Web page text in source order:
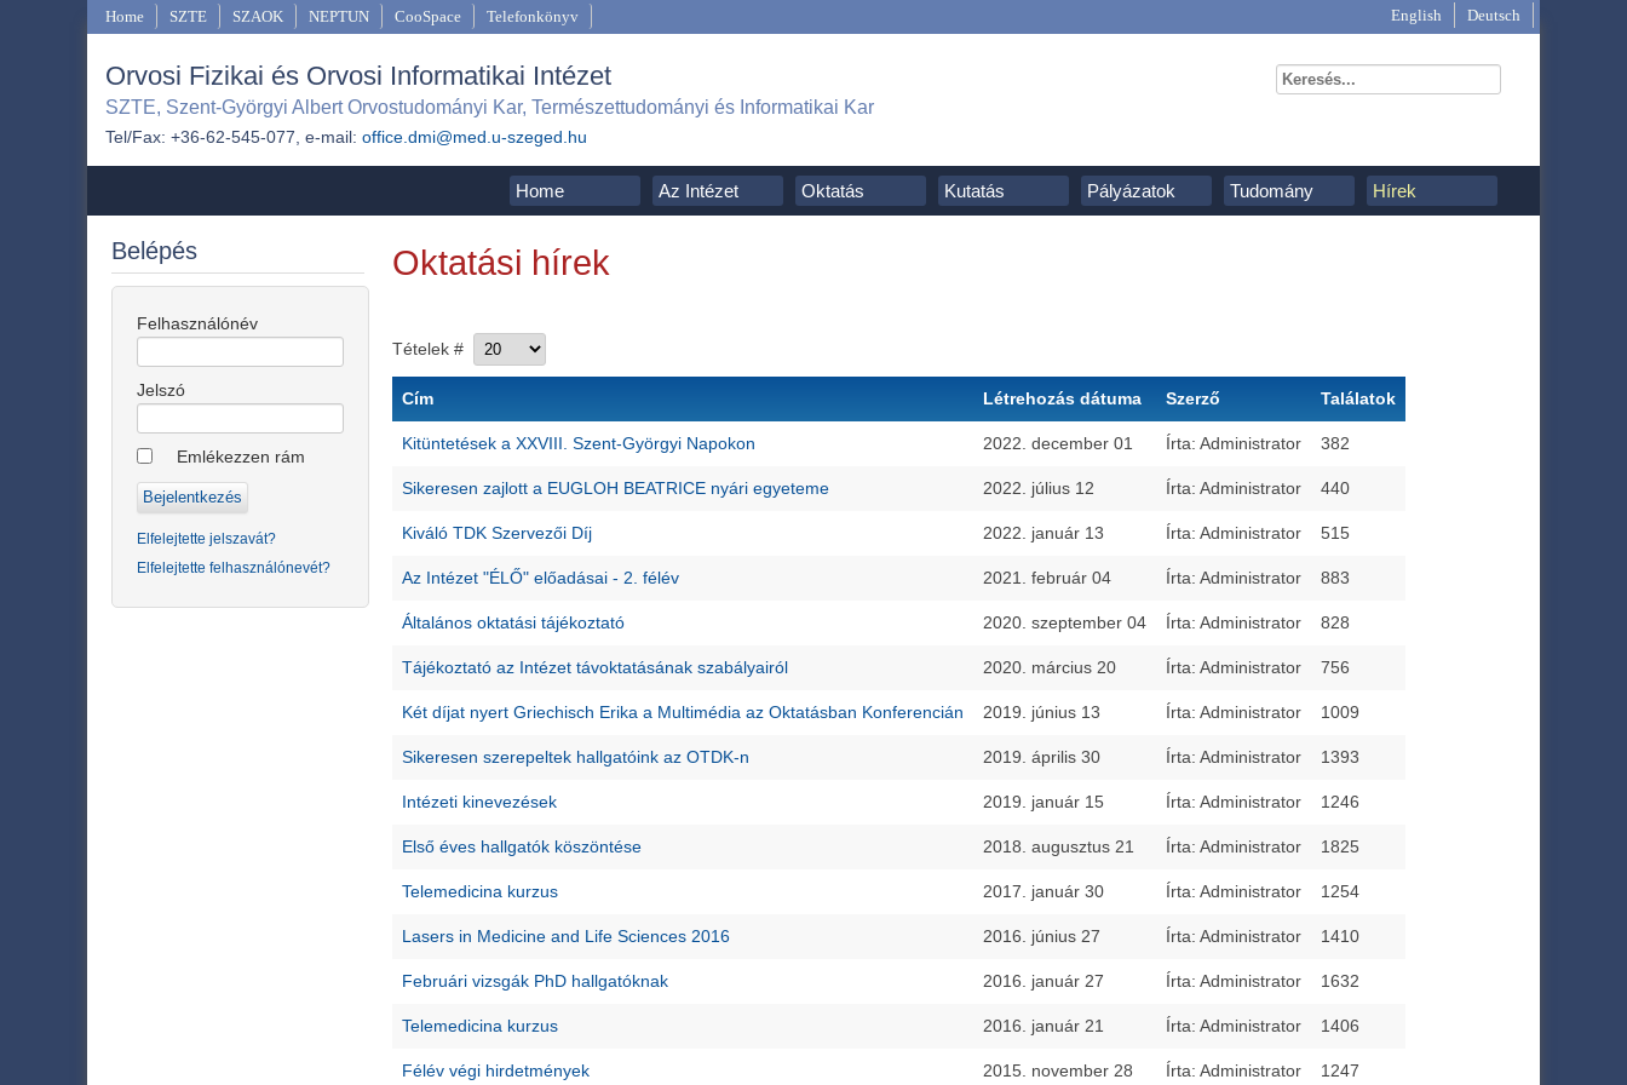
Home SZTE SZAOK NEPTUN CooSpace Telefonkönyv
Orvosi Fizikai és Orvosi Informatikai Intézet
SZTE, Szent-Györgyi Albert Orvostudományi Kar, Természettudományi és Informatikai Kar
Tel/Fax: +36-62-545-077, e-mail: office.dmi@med.u-szeged.hu
English Deutsch
Home Az Intézet Oktatás Kutatás Pályázatok Tudomány Hírek
Belépés
Felhasználónév
Jelszó
Emlékezzen rám
Elfelejtette jelszavát?
Elfelejtette felhasználónevét?
Oktatási hírek
Tételek #
Cím Létrehozás dátuma Szerző Találatok
Kitüntetések a XXVIII. Szent-Györgyi Napokon 2022. december 01 Írta: Administrator 382
Sikeresen zajlott a EUGLOH BEATRICE nyári egyeteme 2022. július 12 Írta: Administrator 440
Kiváló TDK Szervezői Díj 2022. január 13 Írta: Administrator 515
Az Intézet "ÉLŐ" előadásai - 2. félév 2021. február 04 Írta: Administrator 883
Általános oktatási tájékoztató 2020. szeptember 04 Írta: Administrator 828
Tájékoztató az Intézet távoktatásának szabályairól 2020. március 20 Írta: Administrator 756
Két díjat nyert Griechisch Erika a Multimédia az Oktatásban Konferencián 2019. június 13 Írta: Administrator 1009
Sikeresen szerepeltek hallgatóink az OTDK-n 2019. április 30 Írta: Administrator 1393
Intézeti kinevezések 2019. január 15 Írta: Administrator 1246
Első éves hallgatók köszöntése 2018. augusztus 21 Írta: Administrator 1825
Telemedicina kurzus 2017. január 30 Írta: Administrator 1254
Lasers in Medicine and Life Sciences 2016 2016. június 27 Írta: Administrator 1410
Februári vizsgák PhD hallgatóknak 2016. január 27 Írta: Administrator 1632
Telemedicina kurzus 2016. január 21 Írta: Administrator 1406
Félév végi hirdetmények 2015. november 28 Írta: Administrator 1247